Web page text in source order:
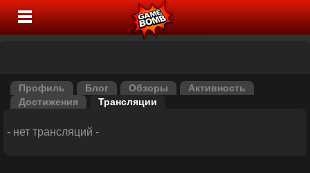
Профиль Блог Обзоры
Активность
Достижения
Трансляции
- нет трансляций -